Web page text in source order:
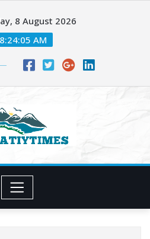
8 August 2026
8:24:06 AM